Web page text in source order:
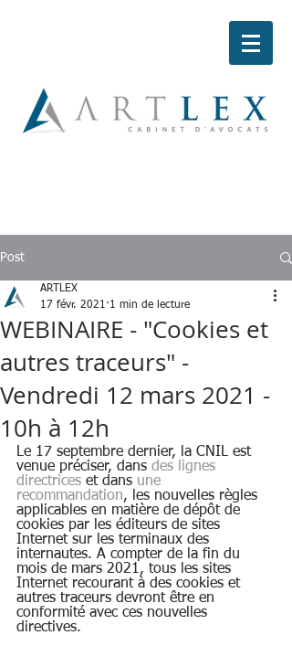
Post
WEBINAIRE - "Cookies et
autres traceurs" -
Vendredi 12 mars 2021 -
10h à 12h
ARTLEX
17 févr. 2021 1 min de lecture
Le 17 septembre dernier, la CNIL est
venue préciser, dans des lignes
directrices et dans une
recommandation, les nouvelles règles
applicables en matière de dépôt de
cookies par les éditeurs de sites
Internet sur les terminaux des
internautes. A compter de la fin du
mois de mars 2021, tous les sites
Internet recourant à des cookies et
autres traceurs devront être en
conformité avec ces nouvelles
directives.